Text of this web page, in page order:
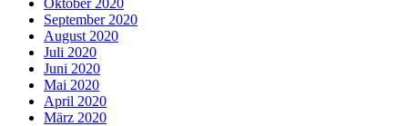
September 2020
August 2020
Juli 2020
Juni 2020
Mai 2020
April 2020
März 2020